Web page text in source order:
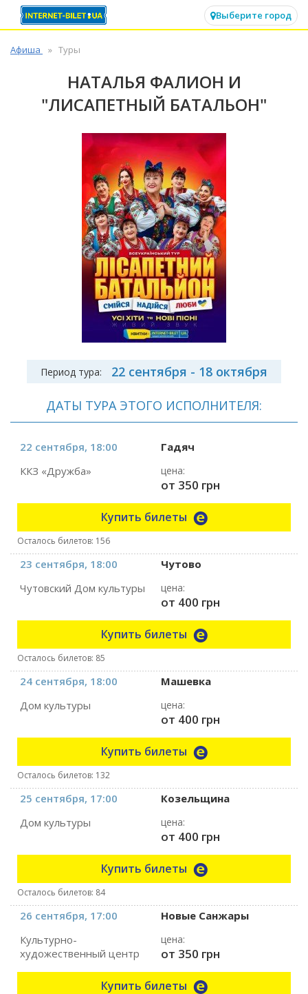
Выберите город
Афиша Туры
НАТАЛЬЯ ФАЛИОН И
"ЛИСАПЕТНЫЙ БАТАЛЬОН"
Период тура: 22 сентября - 18 октября
ДАТЫ ТУРА ЭТОГО ИСПОЛНИТЕЛЯ:
22 сентября, 18:00
Гадяч
ККЗ «Дружба»
цена:
от 350 грн
Купить билеты
Осталось билетов: 156
23 сентября, 18:00
Чутово
Чутовский Дом культуры
цена:
от 400 грн
Купить билеты
Осталось билетов: 85
24 сентября, 18:00
Машевка
Дом культуры
цена:
от 400 грн
Купить билеты
Осталось билетов: 132
25 сентября, 17:00
Козельщина
Дом культуры
цена:
от 400 грн
Купить билеты
Осталось билетов: 84
26 сентября, 17:00
Новые Санжары
Культурно-
художественный центр
цена:
от 350 грн
Купить билеты